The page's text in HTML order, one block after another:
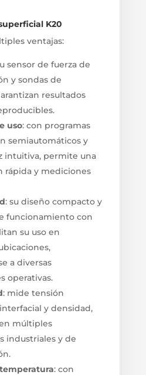
K20
ventajas:
sensor de fuerza de
y sondas de
resultados
uso: con programas
semiautomáticos y
intuitiva, permite una
rápida y mediciones
: su diseño compacto y
funcionamiento con
su uso en
a diversas
operativas.
: mide tensión
y densidad,
múltiples
industriales y de
: con